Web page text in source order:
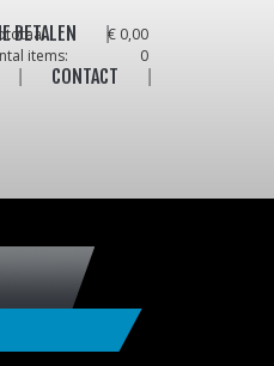
BETALEN
CONTACT
€ 0,00
items:
0